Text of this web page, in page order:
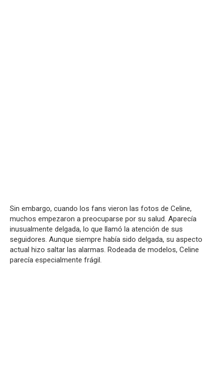
Sin embargo, cuando los fans vieron las fotos de Celine,
muchos empezaron a preocuparse por su salud. Aparecía
inusualmente delgada, lo que llamó la atención de sus
seguidores. Aunque siempre había sido delgada, su aspecto
actual hizo saltar las alarmas. Rodeada de modelos, Celine
parecía especialmente frágil.